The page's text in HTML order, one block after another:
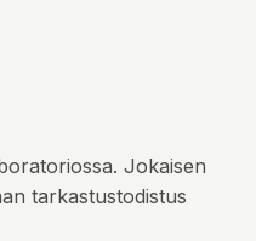
Jokaisen
tarkastustodistus